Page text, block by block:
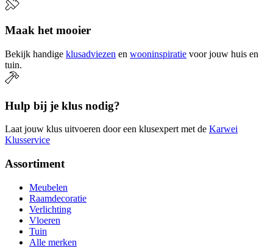
Maak het mooier
Bekijk handige klusadviezen en wooninspiratie voor jouw huis en
tuin.
Hulp bij je klus nodig?
Laat jouw klus uitvoeren door een klusexpert met de Karwei
Klusservice
Assortiment
Meubelen
Raamdecoratie
Verlichting
Vloeren
Tuin
Alle merken